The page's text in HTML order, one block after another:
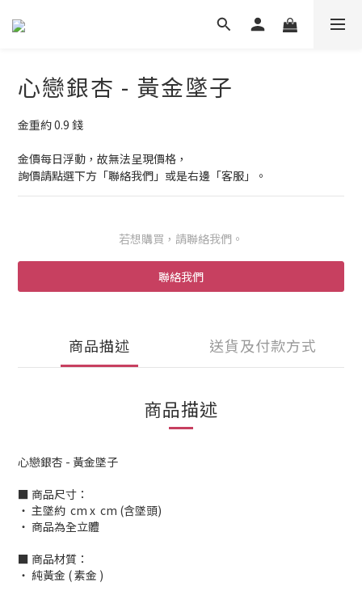
心戀銀杏 - 黃金墜子
金重約 0.9 錢
金價每日浮動，故無法呈現價格，
詢價請點選下方「聯絡我們」或是右邊「客服」。
若想購買，請聯絡我們。
聯絡我們
商品描述 送貨及付款方式
商品描述
心戀銀杏 - 黃金墜子
■ 商品尺寸：
‧ 主墜約 cm x cm (含墜頭)
‧ 商品為全立體
■ 商品材質：
‧ 純黃金 ( 素金 )